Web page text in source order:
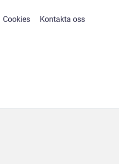
Cookies Kontakta oss